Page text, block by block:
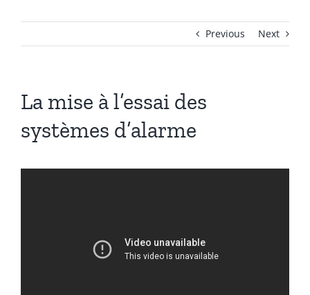
Previous Next
La mise à l’essai des
systèmes d’alarme